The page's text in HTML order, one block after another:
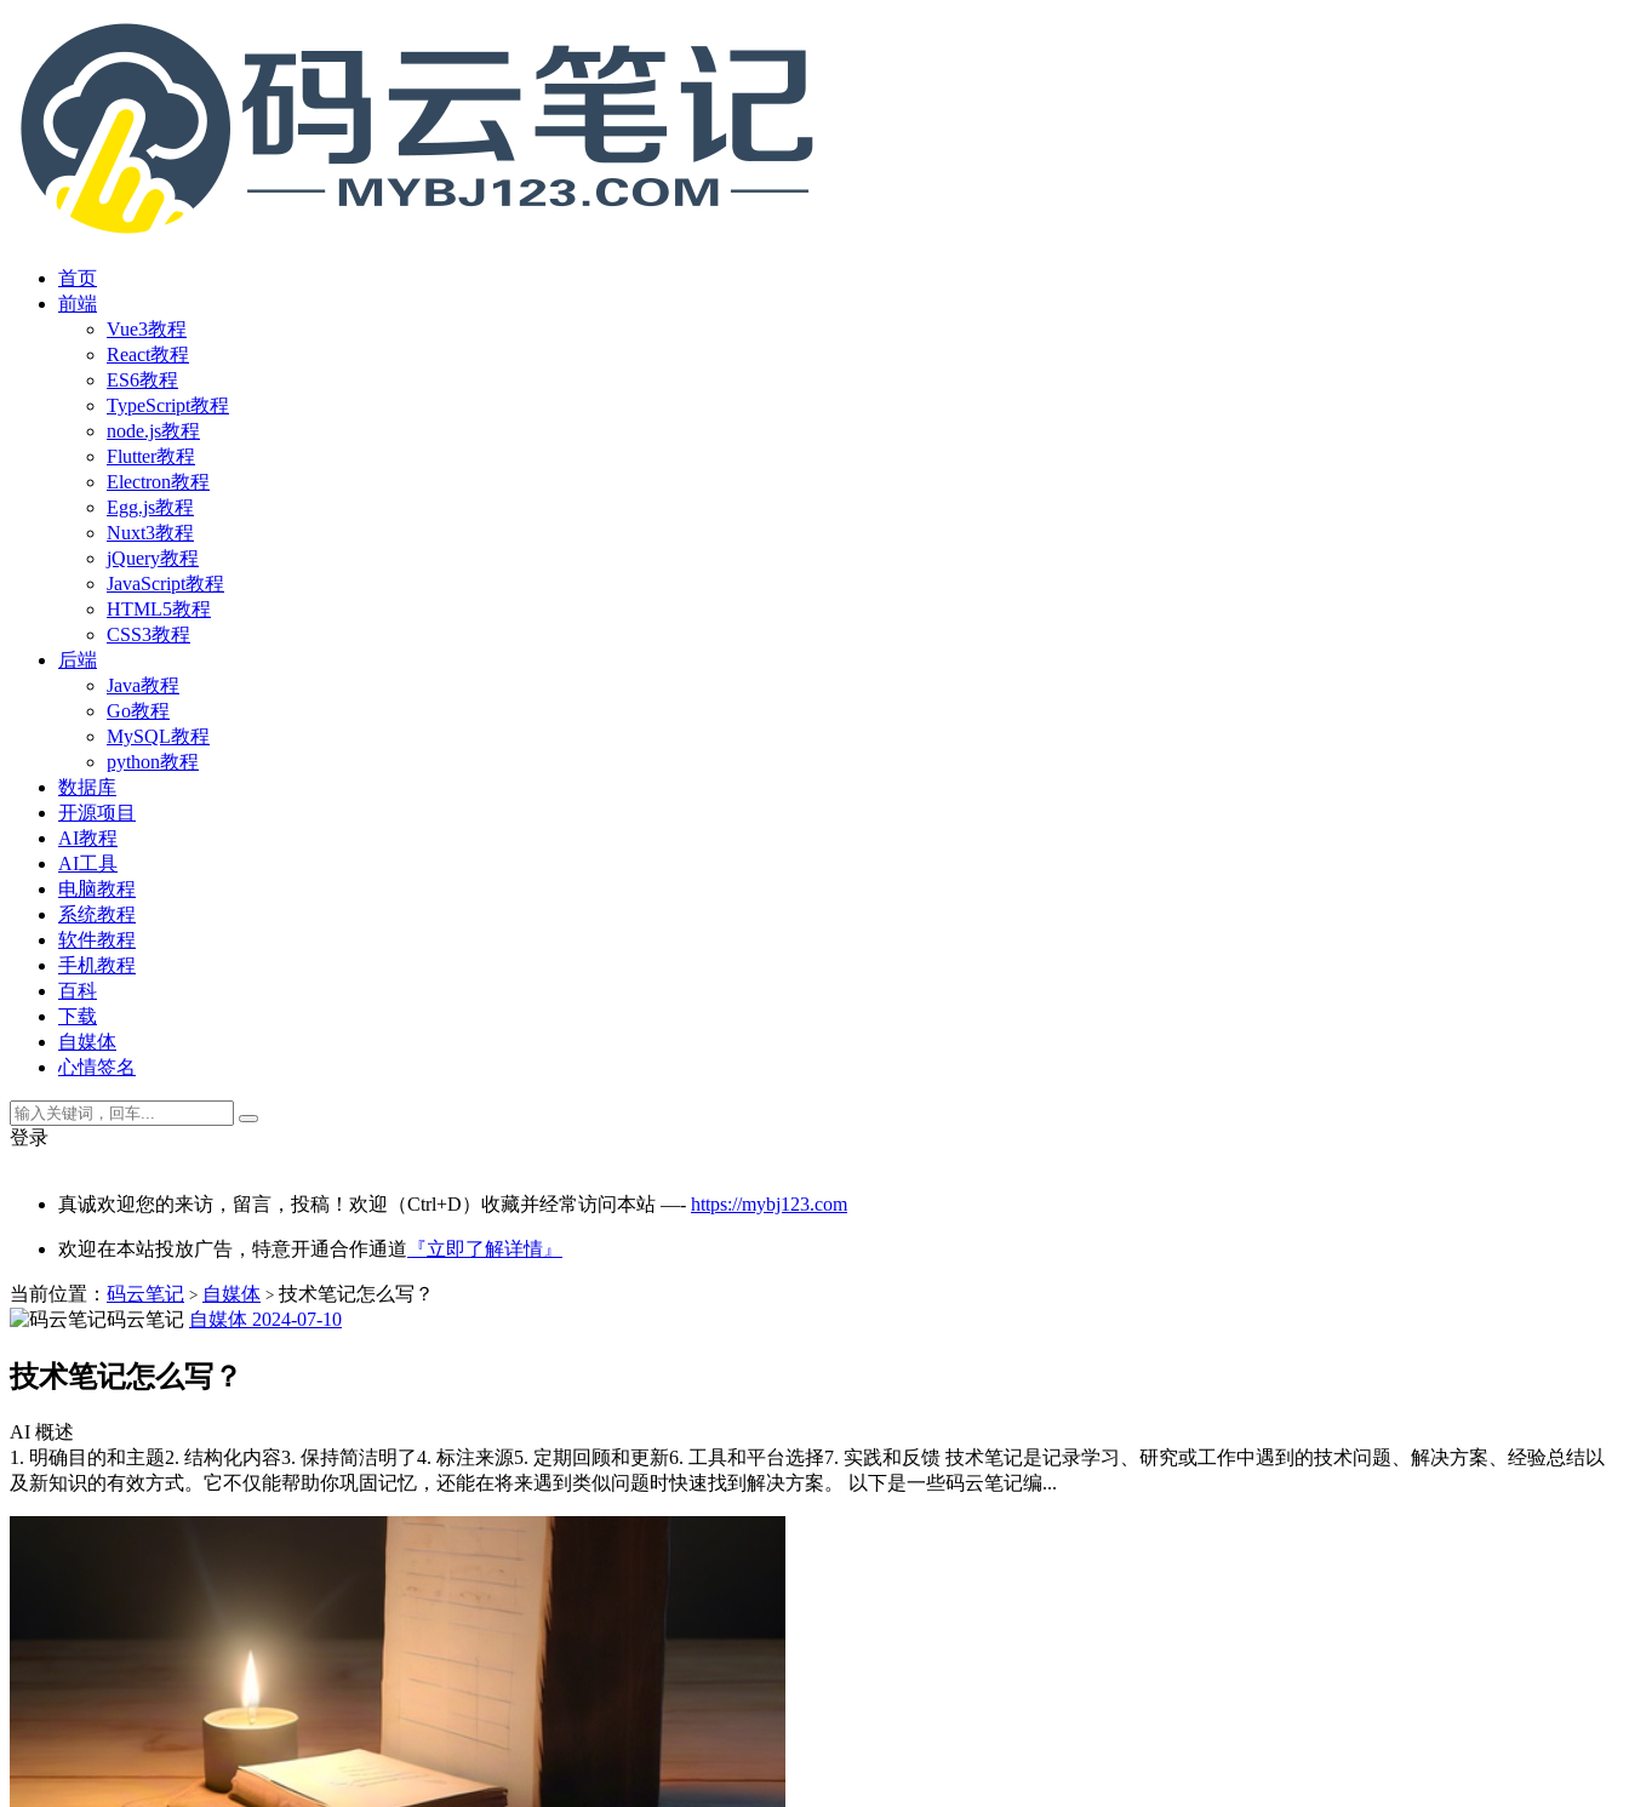
首页
前端
Vue3教程
React教程
ES6教程
TypeScript教程
node.js教程
Flutter教程
Electron教程
Egg.js教程
Nuxt3教程
jQuery教程
JavaScript教程
HTML5教程
CSS3教程
后端
Java教程
Go教程
MySQL教程
python教程
数据库
开源项目
AI教程
AI工具
电脑教程
系统教程
软件教程
手机教程
百科
下载
自媒体
心情签名
登录
真诚欢迎您的来访，留言，投稿！欢迎（Ctrl+D）收藏并经常访问本站 —- https://mybj123.com
欢迎在本站投放广告，特意开通合作通道 『立即了解详情』
当前位置： 码云笔记 > 自媒体 > 技术笔记怎么写？
码云笔记 自媒体 2024-07-10
技术笔记怎么写？
AI 概述
1. 明确目的和主题2. 结构化内容3. 保持简洁明了4. 标注来源5. 定期回顾和更新6. 工具和平台选择7. 实践和反馈 技术笔记是记录学习、研究或工作中遇到的技术问题、解决方案、经验总结以
及新知识的有效方式。它不仅能帮助你巩固记忆，还能在将来遇到类似问题时快速找到解决方案。 以下是一些码云笔记编...